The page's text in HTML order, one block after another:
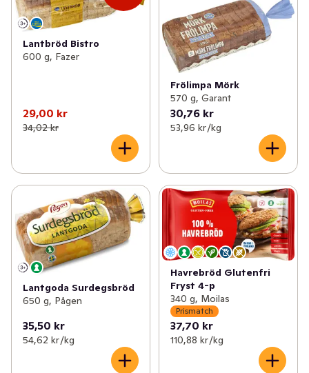
Lantbröd Bistro
600 g, Fazer
29,00 kr
34,02 kr
Frölimpa Mörk
570 g, Garant
30,76 kr
53,96 kr /kg
Lantgoda Surdegsbröd
650 g, Pågen
35,50 kr
54,62 kr /kg
Havrebröd Glutenfri
Fryst 4-p
340 g, Moilas
Prismatch
37,70 kr
110,88 kr /kg